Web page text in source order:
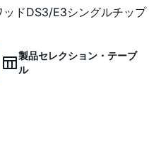
ドDS3/E3シングルチップ
製品セレクション・テーブ
ル